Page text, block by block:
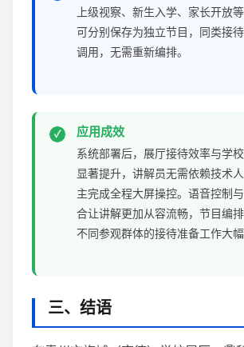
上级视察、新生入学、家长开放
可分别保存为独立节目，同类接
调用，无需重新编排。
应用成效
系统部署后，展厅接待效率与学
显著提升，讲解员无需依赖技术
主完成全程大屏操控。语音控制
合让讲解更加从容流畅，节目编
不同参观群体的接待准备工作大幅
三、结语